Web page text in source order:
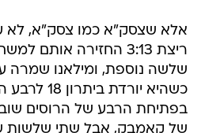
אלא שצסק"א כמו צסק"א, לא
ריצת 3:13 החזירה
שלשה נוספת, ומילאנו שמרה
בפתיחת הרבע של הרוסים
של קאמבק, אבל שתי שלשות